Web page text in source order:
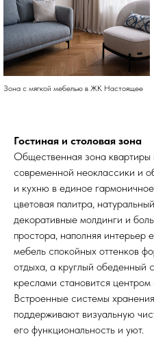
Зона с мягкой мебелью в ЖК Настоящее
Гостиная и столовая зона
Общественная зона квартиры
современной неоклассики и
и кухню в единое
цветовая палитра,
декоративные молдинги и
простора, наполняя интерьер
мебель спокойных оттенков
отдыха, а круглый обеденный
креслами становится
Встроенные системы
поддерживают визуальную
его функциональность и уют.